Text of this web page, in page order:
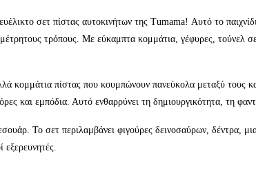
σετ πίστας αυτοκινήτων της Tumama! Αυτό το
τρόπους. Με εύκαμπτα κομμάτια, γέφυρες, τούνελ
κομμάτια πίστας που κουμπώνουν πανεύκολα μεταξύ τους
και εμπόδια. Αυτό ενθαρρύνει τη δημιουργικότητα, τη
Το σετ περιλαμβάνει φιγούρες δεινοσαύρων, δέντρα,
εξερευνητές.